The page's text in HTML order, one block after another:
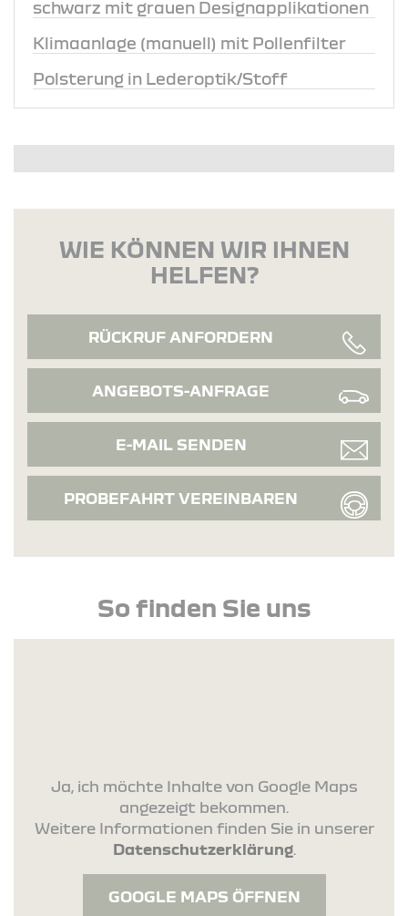
schwarz mit grauen Designapplikationen
Klimaanlage (manuell) mit Pollenfilter
Polsterung in Lederoptik/Stoff
WIE KÖNNEN WIR IHNEN
HELFEN?
RÜCKRUF ANFORDERN
ANGEBOTS-ANFRAGE
E-MAIL SENDEN
PROBEFAHRT VEREINBAREN
So finden Sie uns
Ja, ich möchte Inhalte von Google Maps
angezeigt bekommen.
Weitere Informationen finden Sie in unserer
Datenschutzerklärung.
GOOGLE MAPS ÖFFNEN